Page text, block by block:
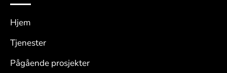
Hjem
Tjenester
Pågående prosjekter